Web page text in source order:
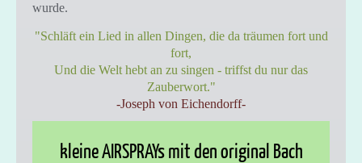
wurde.
"Schläft ein Lied in allen Dingen, die da träumen fort und
fort,
Und die Welt hebt an zu singen - triffst du nur das
Zauberwort."
-Joseph von Eichendorff-
kleine AIRSPRAYs mit den original Bach